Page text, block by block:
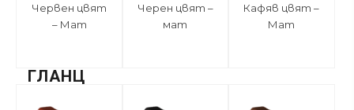
Червен цвят
– Мат
Черен цвят –
мат
Кафяв цвят –
Мат
ГЛАНЦ